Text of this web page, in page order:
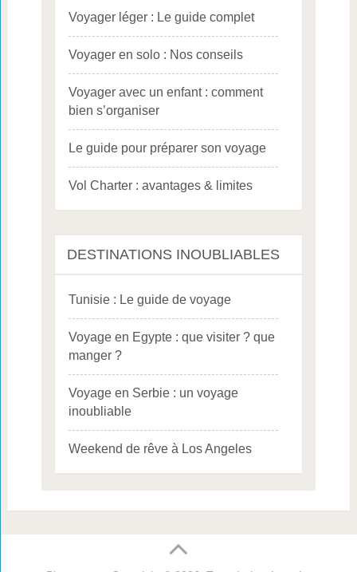
Voyager léger : Le guide complet
Voyager en solo : Nos conseils
Voyager avec un enfant : comment
bien s’organiser
Le guide pour préparer son voyage
Vol Charter : avantages & limites
DESTINATIONS INOUBLIABLES
Tunisie : Le guide de voyage
Voyage en Egypte : que visiter ? que
manger ?
Voyage en Serbie : un voyage
inoubliable
Weekend de rêve à Los Angeles